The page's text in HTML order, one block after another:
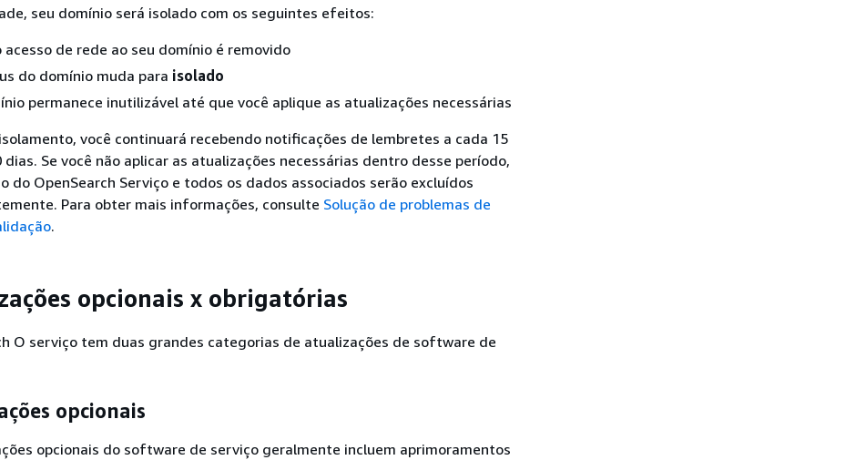
seu domínio será isolado com os seguintes efeitos:
acesso de rede ao seu domínio é removido
do domínio muda para isolado
permanece inutilizável até que você aplique as atualizações necessárias
você continuará recebendo notificações de lembretes a cada 15
dias. Se você não aplicar as atualizações necessárias dentro desse período,
do OpenSearch Serviço e todos os dados associados serão excluídos
Para obter mais informações, consulte Solução de problemas de
.
opcionais x obrigatórias
O serviço tem duas grandes categorias de atualizações de software de
opcionais
opcionais do software de serviço geralmente incluem aprimoramentos